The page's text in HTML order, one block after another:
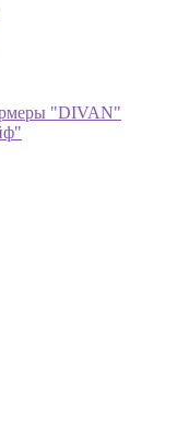
"DIVAN"